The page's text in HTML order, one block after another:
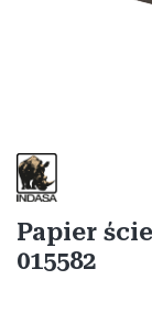
Etykiety
Papier
015582